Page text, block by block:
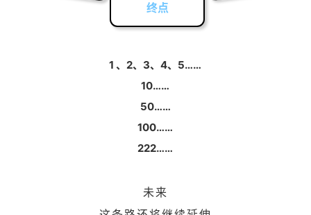
终点
1 、2、3、4、5……
10……
50……
100……
222……
未来